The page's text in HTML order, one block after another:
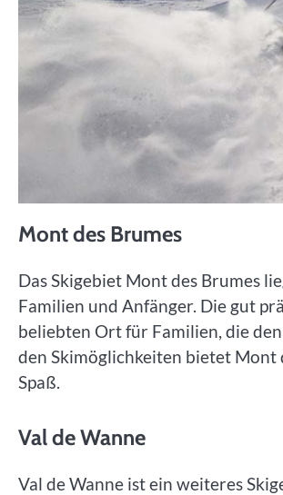
Mont des Brumes
Das Skigebiet Mont des Brumes
Familien und Anfänger. Die gut
beliebten Ort für Familien, die
den Skimöglichkeiten bietet Mont
Spaß.
Val de Wanne
Val de Wanne ist ein weiteres